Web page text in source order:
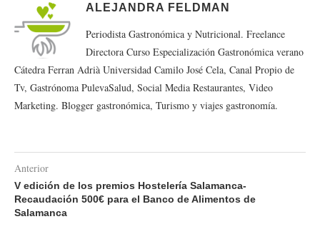
ALEJANDRA FELDMAN
Periodista Gastronómica y Nutricional. Freelance
Directora Curso Especialización Gastronómica verano
Cátedra Ferran Adrià Universidad Camilo José Cela, Canal Propio de
Tv, Gastrónoma PulevaSalud, Social Media Restaurantes, Video
Marketing. Blogger gastronómica, Turismo y viajes gastronomía.
Anterior
V edición de los premios Hostelería Salamanca-
Recaudación 500€ para el Banco de Alimentos de
Salamanca